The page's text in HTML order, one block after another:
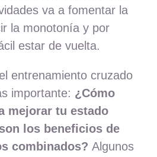
va a fomentar la
la monotonía y por
estar de vuelta.
entrenamiento cruzado
importante: ¿Cómo
mejorar tu estado
los beneficios de
combinados?Algunos